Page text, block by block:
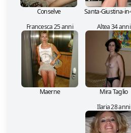
Conselve Santa-Giustina-
Francesca 25 anni
Maerne
Altea 34 anni
Mira Taglio
Ilaria 28 anni